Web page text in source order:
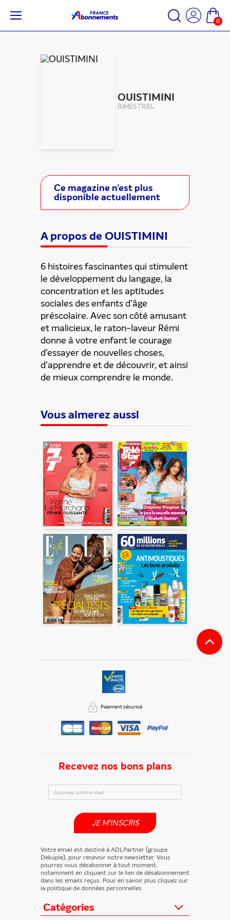
0
OUISTIMINI
BIMESTRIEL
Ce magazine n'est plus
disponible actuellement
A propos de OUISTIMINI
6 histoires fascinantes qui stimulent
le développement du langage, la
concentration et les aptitudes
sociales des enfants d'âge
préscolaire. Avec son côté amusant
et malicieux, le raton-laveur Rémi
donne à votre enfant le courage
d'essayer de nouvelles choses,
d'apprendre et de découvrir, et ainsi
de mieux comprendre le monde.
Vous aimerez aussi
Catégories
Recevez nos bons plans
JE M'INSCRIS
Votre email est destiné à ADLPartner (groupe
Dekuple), pour recevoir notre newsletter. Vous
pourrez vous désabonner à tout moment,
notamment en cliquant sur le lien de désabonnement
dans les emails reçus. Pour en savoir plus cliquez sur
la politique de données personnelles.
Paiement sécurisé